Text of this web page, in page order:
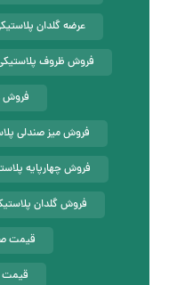
عرضه گلدان
فروش ظروف
فروش
فروش میز صندلی
فروش چهارپایه
فروش گلدان
قیمت
قیمت